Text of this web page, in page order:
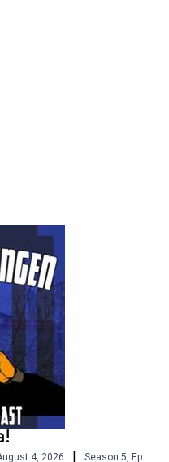
4, 2026 Season 5, Ep.